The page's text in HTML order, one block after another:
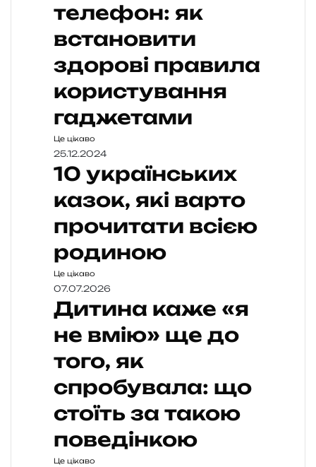
телефон: як
встановити
здорові правила
користування
гаджетами
Це цікаво
25.12.2024
10 українських
казок, які варто
прочитати всією
родиною
Це цікаво
07.07.2026
Дитина каже «я
не вмію» ще до
того, як
спробувала: що
стоїть за такою
поведінкою
Це цікаво